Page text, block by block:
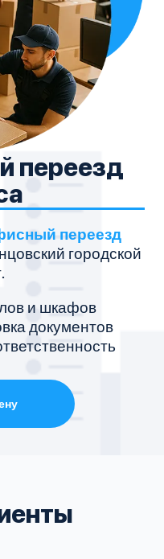
переезд
переезд
городской
и шкафов
документов